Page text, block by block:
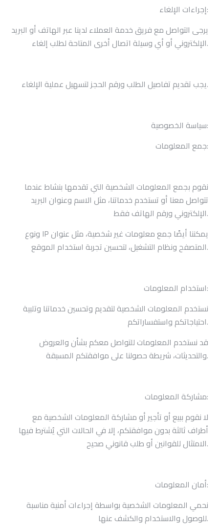
إجراءات الإلغاء:
يرجى التواصل مع فريق خدمة العملاء لدينا عبر الهاتف أو البريد
الإلكتروني أو أي وسيلة اتصال أخرى المتاحة لطلب إلغاء.
يجب تقديم تفاصيل الطلب ورقم الحجز لتسهيل عملية الإلغاء.
سياسة الخصوصية:
جمع المعلومات:
نقوم بجمع المعلومات الشخصية التي تقدمها بنشاط عندما
تتواصل معنا أو تستخدم خدماتنا، مثل الاسم وعنوان البريد
الإلكتروني ورقم الهاتف فقط.
يمكننا أيضًا جمع معلومات غير شخصية، مثل عنوان IP ونوع
المتصفح ونظام التشغيل، لتحسين تجربة استخدام الموقع.
استخدام المعلومات:
نستخدم المعلومات الشخصية لتقديم وتحسين خدماتنا وتلبية
احتياجاتكم واستفساراتكم.
قد نستخدم المعلومات للتواصل معكم بشأن والعروض
والتحديثات، شريطة حصولنا على موافقتكم المسبقة.
مشاركة المعلومات:
لا نقوم ببيع أو تأجير أو مشاركة المعلومات الشخصية مع
أطراف ثالثة بدون موافقتكم، إلا في الحالات التي يُشترط فيها
الامتثال للقوانين أو طلب قانوني صحيح.
أمان المعلومات:
نحمي المعلومات الشخصية بواسطة إجراءات أمنية مناسبة
للوصول والاستخدام والكشف عنها.